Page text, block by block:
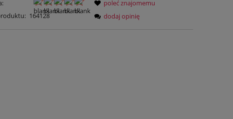
164128
poleć znajomemu
dodaj opinię